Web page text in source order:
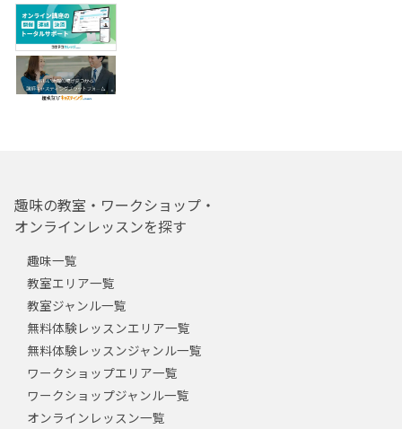
趣味の教室・ワークショップ・
オンラインレッスンを探す
趣味一覧
教室エリア一覧
教室ジャンル一覧
無料体験レッスンエリア一覧
無料体験レッスンジャンル一覧
ワークショップエリア一覧
ワークショップジャンル一覧
オンラインレッスン一覧